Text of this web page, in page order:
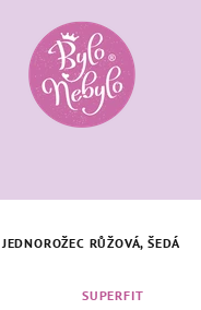
RŮŽOVÁ, ŠEDÁ
SUPERFIT